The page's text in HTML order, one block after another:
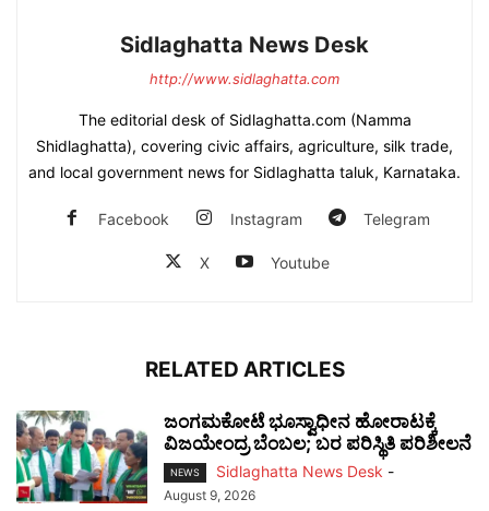
Sidlaghatta News Desk
http://www.sidlaghatta.com
The editorial desk of Sidlaghatta.com (Namma
Shidlaghatta), covering civic affairs, agriculture, silk trade,
and local government news for Sidlaghatta taluk, Karnataka.
Facebook Instagram Telegram
X Youtube
RELATED ARTICLES
ಜಂಗಮಕೋಟೆ ಭೂಸ್ವಾಧೀನ ಹೋರಾಟಕ್ಕೆ
ವಿಜಯೇಂದ್ರ ಬೆಂಬಲ; ಬರ ಪರಿಸ್ಥಿತಿ ಪರಿಶೀಲನೆ
NEWS Sidlaghatta News Desk -
August 9, 2026